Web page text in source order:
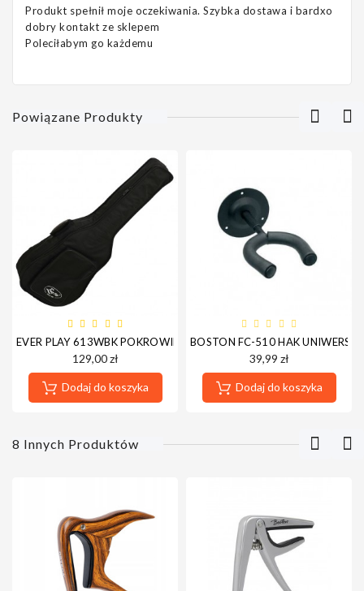
Produkt spełnił moje oczekiwania. Szybka dostawa i bardxo
dobry kontakt ze sklepem
Poleciłabym go każdemu
Powiązane Produkty
EVER PLAY 613WBK POKROWIEC GITARA AKUSTYCZNA 12MM
129,00 zł
Dodaj do koszyka
BOSTON FC-510 HAK
39,99 zł
Dodaj do koszyka
8 Innych Produktów